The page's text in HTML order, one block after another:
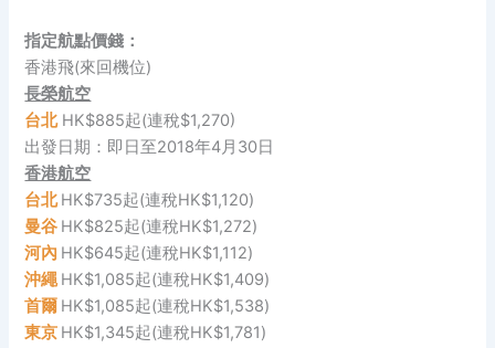
指定航點價錢：
香港飛(來回機位)
長榮航空
台北HK$885起(連稅$1,270)
出發日期：即日至2018年4月30日
香港航空
台北HK$735起(連稅HK$1,120)
曼谷 HK$825起(連稅HK$1,272)
河內 HK$645起(連稅HK$1,112)
沖繩HK$1,085起(連稅HK$1,409)
首爾 HK$1,085起(連稅HK$1,538)
東京 HK$1,345起(連稅HK$1,781)